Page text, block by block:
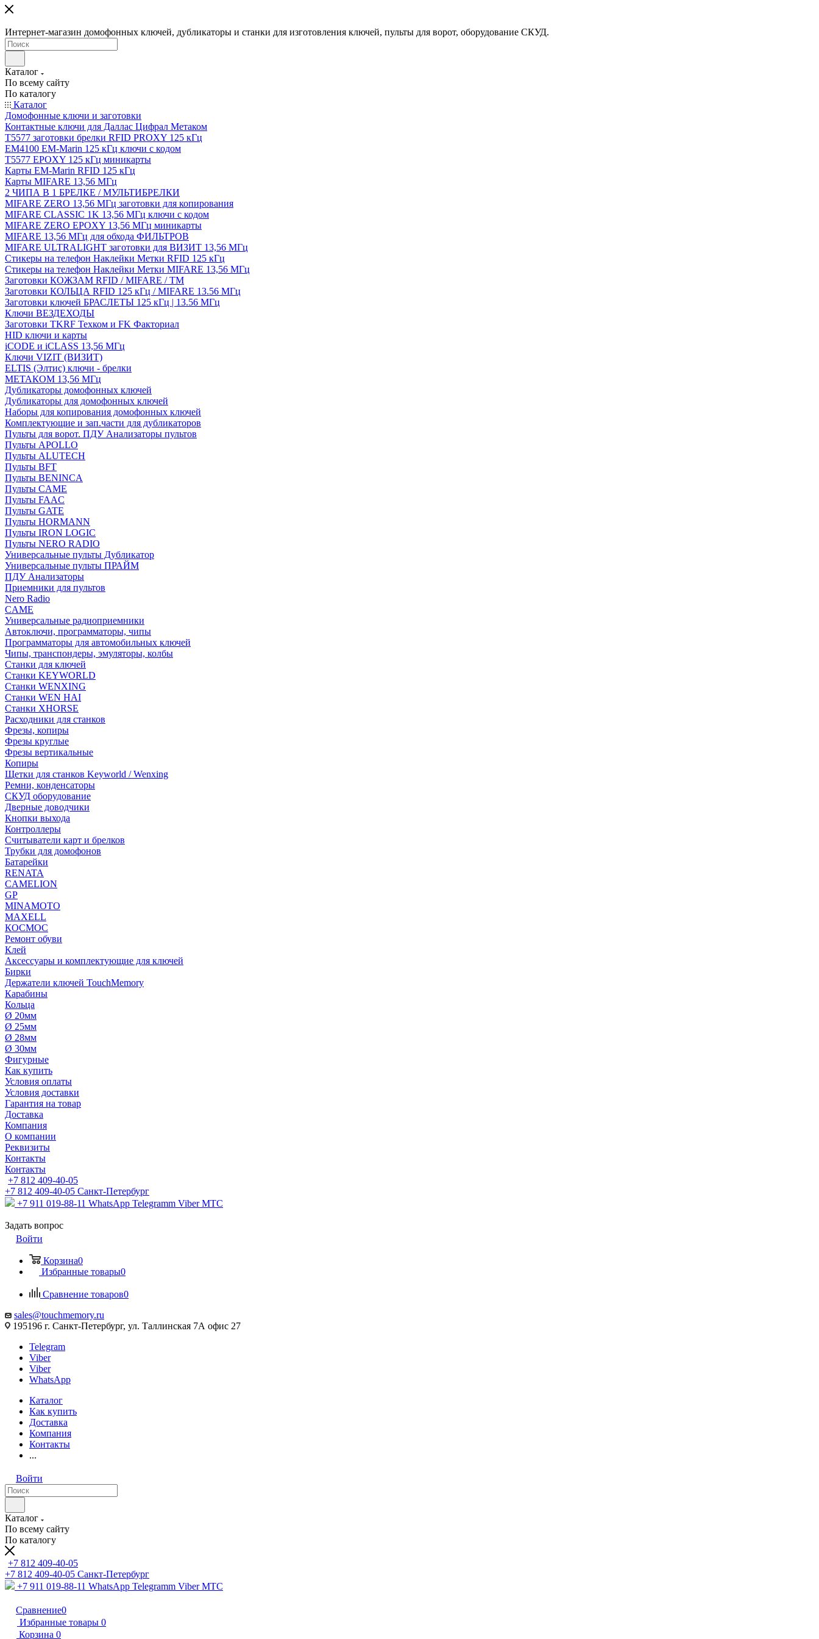
Интернет-магазин домофонных ключей, дубликаторы и станки для изготовления ключей, пульты для ворот, оборудование СКУД.
Каталог
По всему сайту
По каталогу
Каталог
Домофонные ключи и заготовки
Контактные ключи для Даллас Цифрал Метаком
T5577 заготовки брелки RFID PROXY 125 кГц
EM4100 EM-Marin 125 кГц ключи с кодом
T5577 EPOXY 125 кГц миникарты
Карты EM-Marin RFID 125 кГц
Карты MIFARE 13,56 МГц
2 ЧИПА В 1 БРЕЛКЕ / МУЛЬТИБРЕЛКИ
MIFARE ZERO 13,56 МГц заготовки для копирования
MIFARE CLASSIC 1K 13,56 МГц ключи с кодом
MIFARE ZERO EPOXY 13,56 МГц миникарты
MIFARE 13,56 МГц для обхода ФИЛЬТРОВ
MIFARE ULTRALIGHT заготовки для ВИЗИТ 13,56 МГц
Стикеры на телефон Наклейки Метки RFID 125 кГц
Стикеры на телефон Наклейки Метки MIFARE 13,56 МГц
Заготовки КОЖЗАМ RFID / MIFARE / TM
Заготовки КОЛЬЦА RFID 125 кГц / MIFARE 13.56 МГц
Заготовки ключей БРАСЛЕТЫ 125 кГц | 13.56 МГц
Ключи ВЕЗДЕХОДЫ
Заготовки TKRF Техком и FK Факториал
HID ключи и карты
iCODE и iCLASS 13,56 МГц
Ключи VIZIT (ВИЗИТ)
ELTIS (Элтис) ключи - брелки
МЕТАКОМ 13,56 МГц
Дубликаторы домофонных ключей
Дубликаторы для домофонных ключей
Наборы для копирования домофонных ключей
Комплектующие и зап.части для дубликаторов
Пульты для ворот. ПДУ Анализаторы пультов
Пульты APOLLO
Пульты ALUTECH
Пульты BFT
Пульты BENINCA
Пульты CAME
Пульты FAAC
Пульты GATE
Пульты HORMANN
Пульты IRON LOGIC
Пульты NERO RADIO
Универсальные пульты Дубликатор
Универсальные пульты ПРАЙМ
ПДУ Анализаторы
Приемники для пультов
Nero Radio
CAME
Универсальные радиоприемники
Автоключи, программаторы, чипы
Программаторы для автомобильных ключей
Чипы, транспондеры, эмуляторы, колбы
Станки для ключей
Станки KEYWORLD
Станки WENXING
Станки WEN HAI
Станки XHORSE
Расходники для станков
Фрезы, копиры
Фрезы круглые
Фрезы вертикальные
Копиры
Щетки для станков Keyworld / Wenxing
Ремни, конденсаторы
СКУД оборудование
Дверные доводчики
Кнопки выхода
Контроллеры
Считыватели карт и брелков
Трубки для домофонов
Батарейки
RENATA
CAMELION
GP
MINAMOTO
MAXELL
КОСМОС
Ремонт обуви
Клей
Аксессуары и комплектующие для ключей
Бирки
Держатели ключей TouchMemory
Карабины
Кольца
Ø 20мм
Ø 25мм
Ø 28мм
Ø 30мм
Фигурные
Как купить
Условия оплаты
Условия доставки
Гарантия на товар
Доставка
Компания
О компании
Реквизиты
Контакты
Контакты
+7 812 409-40-05
+7 812 409-40-05 Санĸт-Петербург
+7 911 019-88-11 WhatsApp Telegramm Viber МТС
Задать вопрос
Войти
Корзина0
Избранные товары0
Сравнение товаров0
sales@touchmemory.ru
195196 г. Санкт-Петербург, ул. Таллинская 7А офис 27
Telegram
Viber
Viber
WhatsApp
Каталог
Как купить
Доставка
Компания
Контакты
...
Войти
Каталог
По всему сайту
По каталогу
+7 812 409-40-05
+7 812 409-40-05 Санĸт-Петербург
+7 911 019-88-11 WhatsApp Telegramm Viber МТС
Сравнение0
Избранные товары 0
Корзина 0